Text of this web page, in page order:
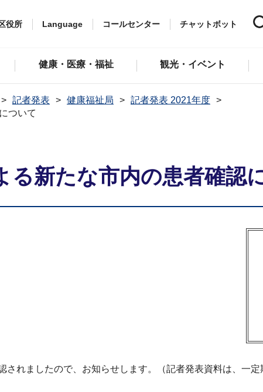
役所 Language コールセンター チャットボット
健康・医療・福祉 観光・イベント
記者発表 健康福祉局
記者発表 2021年度
ついて
新たな市内の患者確認
れましたので、お知らせします。（記者発表資料は、一定